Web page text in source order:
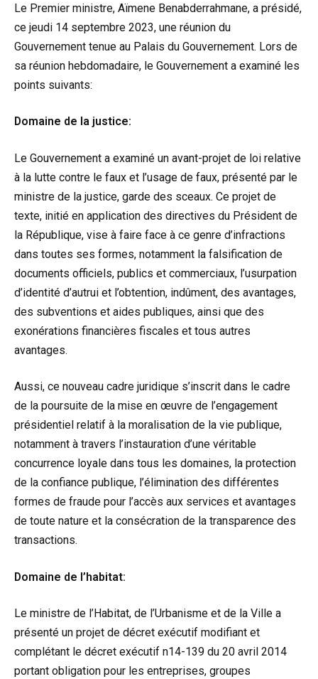
Le Premier ministre, Aïmene Benabderrahmane, a présidé,
ce jeudi 14 septembre 2023, une réunion du
Gouvernement tenue au Palais du Gouvernement. Lors de
sa réunion hebdomadaire, le Gouvernement a examiné les
points suivants:
Domaine de la justice:
Le Gouvernement a examiné un avant-projet de loi relative
à la lutte contre le faux et l’usage de faux, présenté par le
ministre de la justice, garde des sceaux. Ce projet de
texte, initié en application des directives du Président de
la République, vise à faire face à ce genre d’infractions
dans toutes ses formes, notamment la falsification de
documents officiels, publics et commerciaux, l’usurpation
d’identité d’autrui et l’obtention, indûment, des avantages,
des subventions et aides publiques, ainsi que des
exonérations financières fiscales et tous autres
avantages.
Aussi, ce nouveau cadre juridique s’inscrit dans le cadre
de la poursuite de la mise en œuvre de l’engagement
présidentiel relatif à la moralisation de la vie publique,
notamment à travers l’instauration d’une véritable
concurrence loyale dans tous les domaines, la protection
de la confiance publique, l’élimination des différentes
formes de fraude pour l’accès aux services et avantages
de toute nature et la consécration de la transparence des
transactions.
Domaine de l’habitat:
Le ministre de l’Habitat, de l’Urbanisme et de la Ville a
présenté un projet de décret exécutif modifiant et
complétant le décret exécutif n14-139 du 20 avril 2014
portant obligation pour les entreprises, groupes